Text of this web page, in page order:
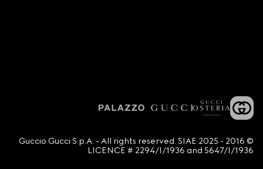
© 2016 - 2025 Guccio Gucci S.p.A. - All rights reserved. SIAE
LICENCE # 2294/I/1936 and 5647/I/1936